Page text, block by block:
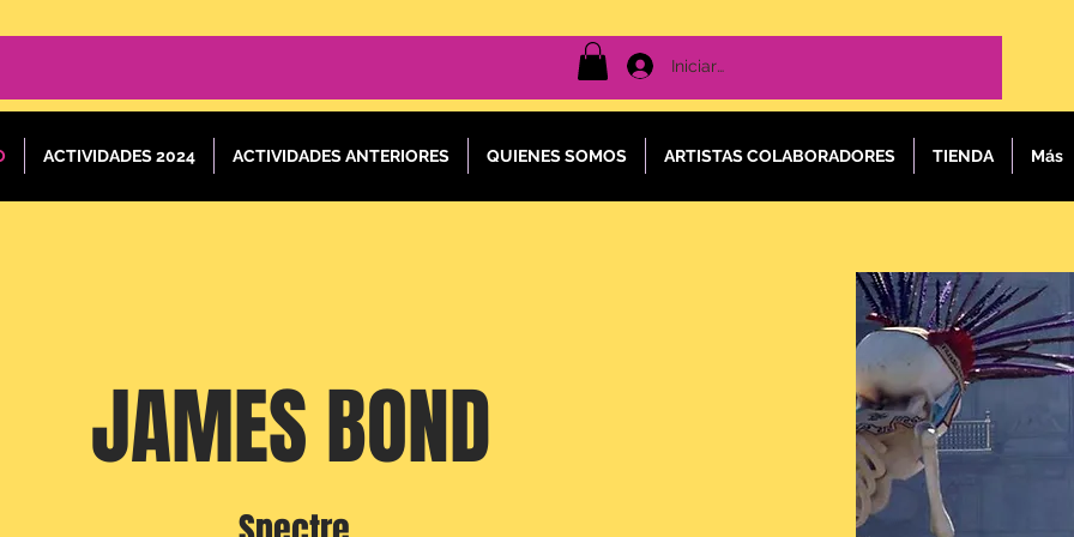
Iniciar sesión
ACTIVIDADES 2024 ACTIVIDADES ANTERIORES QUIENES SOMOS ARTISTAS COLABORADORES TIENDA Más
JAMES BOND